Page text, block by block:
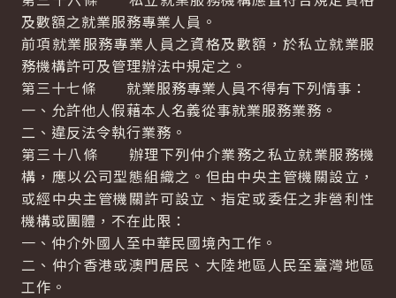
及數額之就業服務專業人員。
前項就業服務專業人員之資格及數額，於私立就業服
務機構許可及管理辦法中規定之。
第三十七條 就業服務專業人員不得有下列情事：
一、允許他人假藉本人名義從事就業服務業務。
二、違反法令執行業務。
第三十八條 辦理下列仲介業務之私立就業服務機
構，應以公司型態組織之。但由中央主管機關設立，
或經中央主管機關許可設立、指定或委任之非營利性
機構或團體，不在此限：
一、仲介外國人至中華民國境內工作。
二、仲介香港或澳門居民、大陸地區人民至臺灣地區
工作。